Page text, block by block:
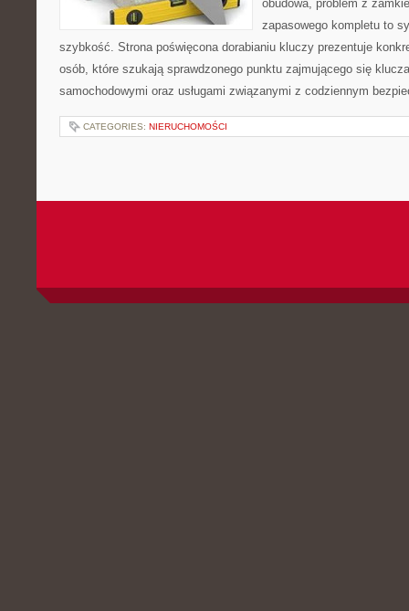
obudowa, problem z
zapasowego kompletu to
szybkość. Strona poświęcona dorabianiu kluczy prezentuje
osób, które szukają sprawdzonego punktu zajmującego się
samochodowymi oraz usługami związanymi z codziennym
CATEGORIES: NIERUCHOMOŚCI